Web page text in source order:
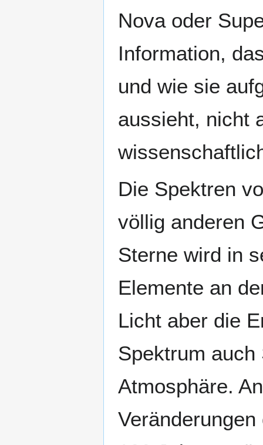
Nova oder
Information,
und wie sie
aussieht, nicht
Die Spektren
völlig anderen
Sterne wird in
Elemente an
Licht aber die
Spektrum auch
Atmosphäre.